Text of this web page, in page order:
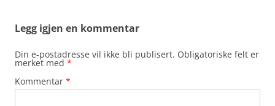
Legg igjen en kommentar
Din e-postadresse vil ikke bli publisert. Obligatoriske felt er
merket med *
Kommentar *